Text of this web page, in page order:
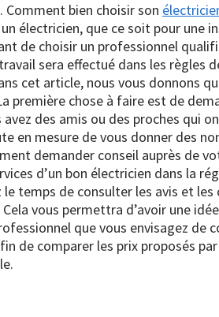
Comment bien choisir son
électricien, que ce soit pour une
de choisir un professionnel
sera effectué dans les règles
cet article, nous vous donnons
première chose à faire est de
des amis ou des proches qui
en mesure de vous donner des
demander conseil auprès de
d’un bon électricien dans la
temps de consulter les avis et
vous permettra d’avoir une
que vous envisagez de
de comparer les prix proposés